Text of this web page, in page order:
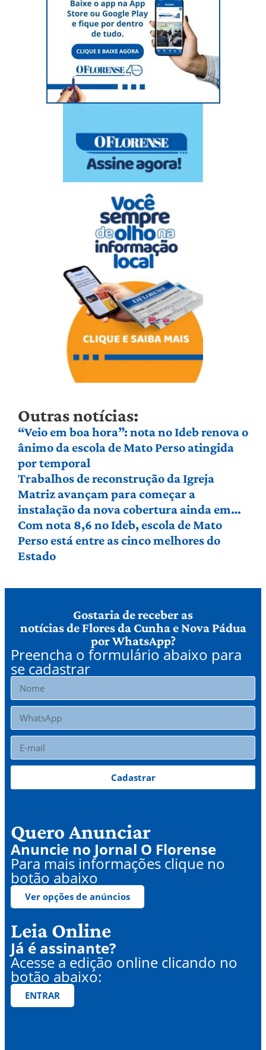
Outras notícias:
“Veio em boa hora”: nota no Ideb renova o
ânimo da escola de Mato Perso atingida
por temporal
Trabalhos de reconstrução da Igreja
Matriz avançam para começar a
instalação da nova cobertura ainda em
agosto
Com nota 8,6 no Ideb, escola de Mato
Perso está entre as cinco melhores do
Estado
Gostaria de receber as
notícias de Flores da Cunha e Nova Pádua
por WhatsApp?
Preencha o formulário abaixo para
se cadastrar
Cadastrar
Quero Anunciar
Anuncie no Jornal O Florense
Para mais informações clique no
botão abaixo
Ver opções de anúncios
Leia Online
Já é assinante?
Acesse a edição online clicando no
botão abaixo:
ENTRAR